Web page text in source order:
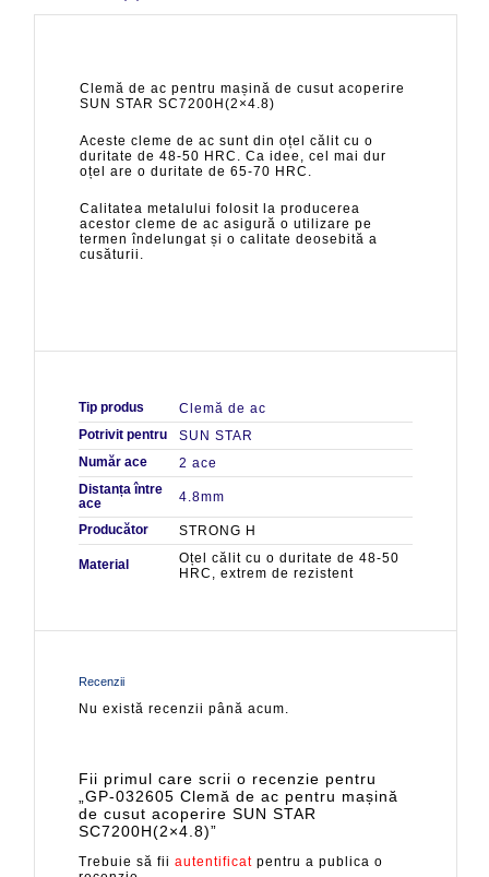
Clemă de ac pentru mașină de cusut acoperire
SUN STAR SC7200H(2×4.8)
Aceste cleme de ac sunt din oțel călit cu o
duritate de 48-50 HRC. Ca idee, cel mai dur
oțel are o duritate de 65-70 HRC.
Calitatea metalului folosit la producerea
acestor cleme de ac asigură o utilizare pe
termen îndelungat și o calitate deosebită a
cusăturii.
Tip produs
Clemă de ac
Potrivit pentru
SUN STAR
Număr ace
2 ace
Distanța între
ace
4.8mm
Producător STRONG H
Material
Oțel călit cu o duritate de 48-50
HRC, extrem de rezistent
Recenzii
Nu există recenzii până acum.
Fii primul care scrii o recenzie pentru
„GP-032605 Clemă de ac pentru mașină
de cusut acoperire SUN STAR
SC7200H(2×4.8)”
Trebuie să fii autentificat pentru a publica o